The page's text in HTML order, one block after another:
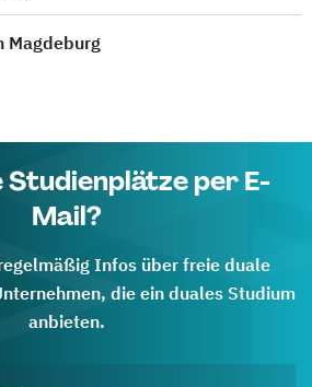
Magdeburg
Studienplätze per E-
Mail?
Infos über freie duale
die ein duales Studium
anbieten.